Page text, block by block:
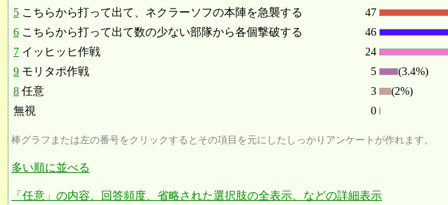
5 こちらから打って出て、ネクラーソフの本陣を急襲する 47
6 こちらから打って出て数の少ない部隊から各個撃破する 46
7 イッヒッヒ作戦 24
9 モリタポ作戦 5
(3.4%)
8 任意 3
(2%)
無視
0
棒グラフまたは左の番号をクリックするとその項目を元にしたしっかりアンケートが作れます。
多い順に並べる
「任意」の内容、回答頻度、省略された選択肢の全表示、などの詳細表示